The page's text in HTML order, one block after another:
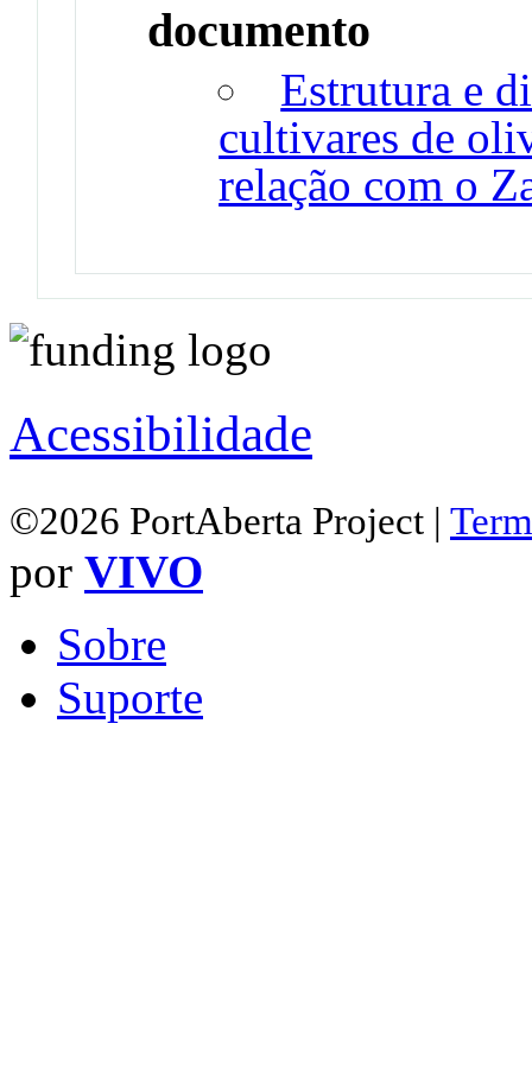
documento
Estrutura e
cultivares de
relação com o
Acessibilidade
©2026 PortAberta Project |
por VIVO
Sobre
Suporte